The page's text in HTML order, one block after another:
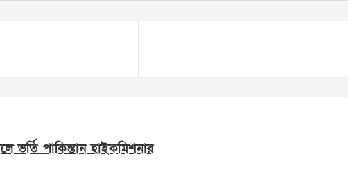
ভর্তি পাকিস্তান হাইকমিশনার